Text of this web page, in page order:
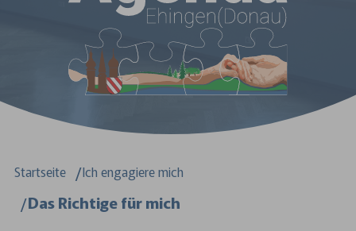
Startseite Ich engagiere mich
Das Richtige für mich